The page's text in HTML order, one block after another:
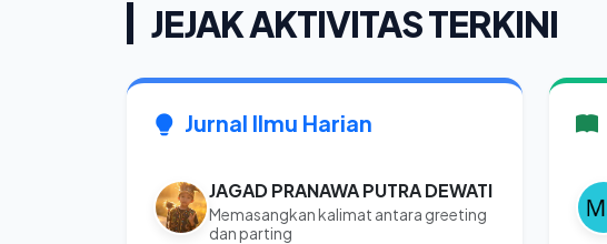
JEJAK AKTIVITAS TERKINI
Jurnal Ilmu Harian
JAGAD PRANAWA PUTRA DEWATI
Memasangkan kalimat antara greeting
dan parting